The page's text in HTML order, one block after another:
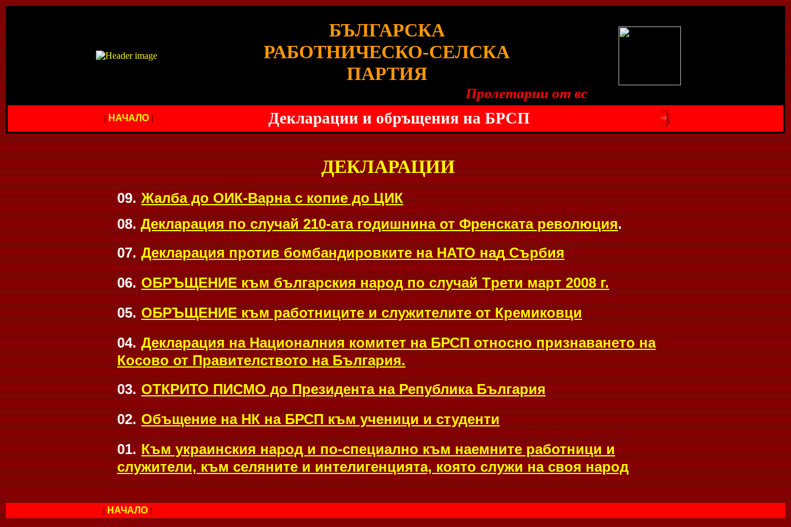
БЪЛГАРСКА
РАБОТНИЧЕСКО-СЕЛСКА
ПАРТИЯ
Пролетарии от всички страни, съединявайте се!
| НАЧАЛО| Декларации и обръщения на БРСП
ДЕКЛАРАЦИИ
09. Жалба до ОИК-Варна с копие до ЦИК
08.Декларация по случай 210-ата годишнина от Френската революция.
07. Декларация против бомбандировкитена НАТОнадСърбия
06. ОБРЪЩЕНИЕ към българския народ по случайТрети март 2008 г.
05. ОБРЪЩЕНИЕ към работниците и служителите от Кремиковци
04. Декларация на Националния комитет на БРСП относно признаването на
Косово от Правителството на България.
03. ОТКРИТО ПИСМО до Президента на Република България
02. Объщение на НК на БРСП към ученици и студенти
01. Към украинския народ и по-специално към наемните работници и
служители, към селяните и интелигенцията, която служи на своя народ
| НАЧАЛО |